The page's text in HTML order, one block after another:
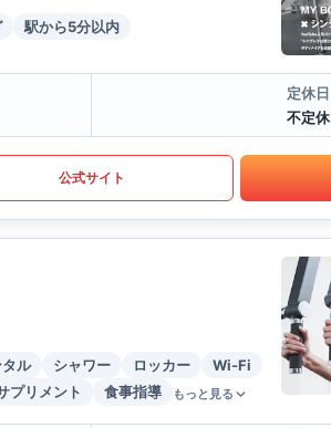
駅から5分以内
定休日
不定休
公式サイト
ル シャワー ロッカー
Wi-Fi
プリメント 食事指導 もっと見る